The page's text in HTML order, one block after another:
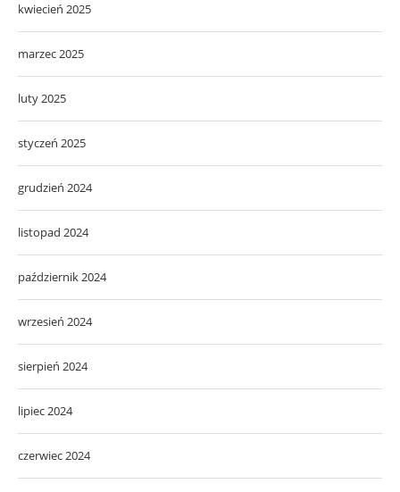
kwiecień 2025
marzec 2025
luty 2025
styczeń 2025
grudzień 2024
listopad 2024
październik 2024
wrzesień 2024
sierpień 2024
lipiec 2024
czerwiec 2024